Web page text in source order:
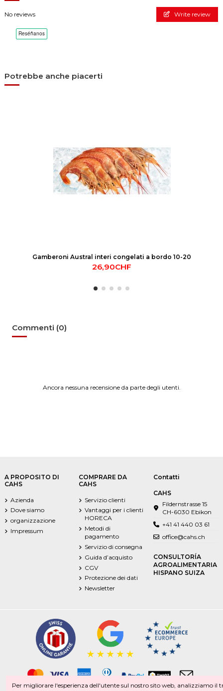
No reviews Write review
Potrebbe anche piacerti
Gamberoni Austral interi congelati a bordo 10-20
26,90CHF
Commenti (0)
Ancora nessuna recensione da parte degli utenti.
A PROPOSITO DI
CAHS
Azienda
Dove siamo
organizzazione
Impressum
COMPRARE DA
CAHS
Servizio clienti
Vantaggi per i clienti
HORECA
Metodi di
pagamento
Servizio di consegna
Guida d’acquisto
CGV
Protezione dei dati
Newsletter
Contatti
CAHS
Fildernstrasse 15
CH-6030 Ebikon
+41 41 440 03 61
office@cahs.ch
CONSULTORÍA
AGROALIMENTARIA
HISPANO SUIZA
Per migliorare l'esperienza dell'utente sul nostro sito web, analizziamo il